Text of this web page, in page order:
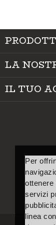
Per
ottenere
servizi
linea
LA
IL TUO